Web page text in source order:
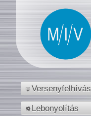
Versenyfelhívás
Lebonyolítás